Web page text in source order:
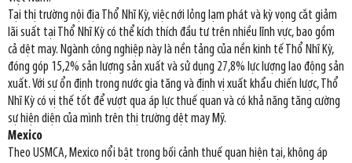
Tại thị trường nội địa Thổ Nhĩ Kỳ, việc nới lỏng lạm phát và kỳ vọng cắt giảm
lãi suất tại Thổ Nhĩ Kỳ có thể kích thích đầu tư trên nhiều lĩnh vực, bao gồm
cả dệt may. Ngành công nghiệp này là nền tảng của nền kinh tế Thổ Nhĩ Kỳ,
đóng góp 15,2% sản lượng sản xuất và sử dụng 27,8% lực lượng lao động sản
xuất. Với sự ổn định trong nước gia tăng và định vị xuất khẩu chiến lược, Thổ
Nhĩ Kỳ có vị thế tốt để vượt qua áp lực thuế quan và có khả năng tăng cường
sự hiện diện của mình trên thị trường dệt may Mỹ.
Mexico
Theo USMCA, Mexico nổi bật trong bối cảnh thuế quan hiện tại, không áp